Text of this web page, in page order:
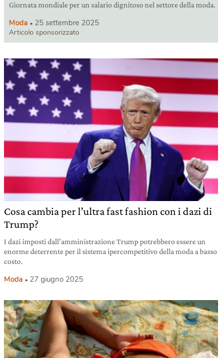
Giornata mondiale per un salario dignitoso nel settore della moda.
Moda 25 settembre 2025
Articolo sponsorizzato
Cosa cambia per l’ultra fast fashion con i dazi di
Trump?
I dazi imposti dall’amministrazione Trump potrebbero essere un
enorme deterrente per il sistema ipercompetitivo della moda a basso
costo.
Moda 27 giugno 2025